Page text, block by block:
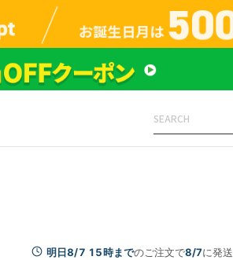
明日8/7 15時までのご注文で8/7に発送